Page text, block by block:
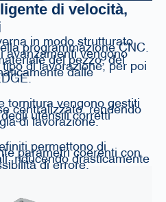
di velocità,
in modo strutturato
programmazione CNC.
avanzamenti vengono
del pezzo, del
di lavorazione, per poi
dalle
tornitura vengono gestiti
centralizzato, rendendo
utensili corretti
di lavorazione.
permettono di
parametri coerenti con
riducendo drasticamente
di errore.